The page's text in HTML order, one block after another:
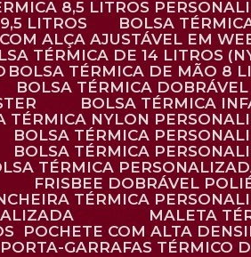
8,5 LITROS
LITROS
BOLSA
COM ALÇA AJUSTÁVEL EM
TÉRMICA DE 14 LITROS
BOLSA TÉRMICA DE MÃO 8
BOLSA TÉRMICA
BOLSA TÉRMICA
TÉRMICA NYLON
BOLSA TÉRMICA
BOLSA TÉRMICA
TÉRMICA
FRISBEE DOBRÁVEL
TÉRMICA
MALETA
POCHETE COM ALTA
PORTA-GARRAFAS TÉRMICO